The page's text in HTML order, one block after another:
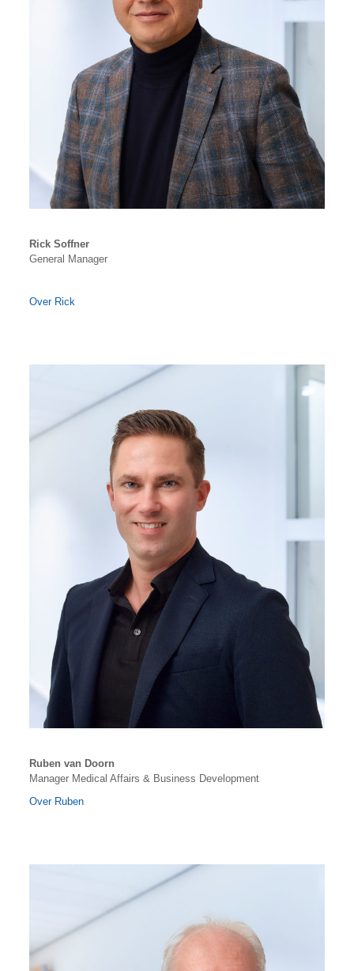
Rick Soffner
General Manager
Over Rick
Ruben van Doorn
Manager Medical Affairs & Business Development
Over Ruben